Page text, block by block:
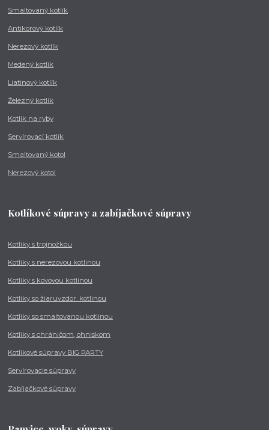
Smaltovaný kotlík
Antikorový kotlík
Nerezový kotlík
Medený kotlík
Liatinový kotlík
Železný kotlík
Kotlík na ryby
Servírovací kotlík
Smaltovaný kotol
Nerezový kotol
Kotlíkové súpravy a zabíjačkové súpravy
Kotlíky s trojnožkou
Kotlíky s nerezovou kotlinou
Kotlíky s kovovou kotlinou
Kotlíky so žiaruvzdor. kotlinou
Kotlíky so smaltovanou kotlinou
Kotlíky s chráničom, ohniskom
Kotlíkové súpravy BIG PARTY
Servírovacie súpravy
Zabíjačkové súpravy